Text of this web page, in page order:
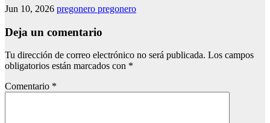
Jun 10, 2026 pregonero pregonero
Deja un comentario
Tu dirección de correo electrónico no será publicada. Los campos
obligatorios están marcados con *
Comentario *